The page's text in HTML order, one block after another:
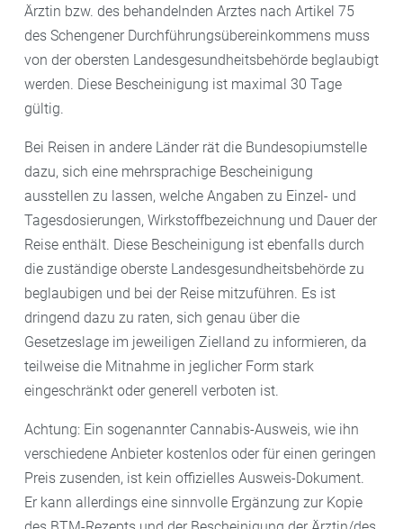
Ärztin bzw. des behandelnden Arztes nach Artikel 75
des Schengener Durchführungsübereinkommens muss
von der obersten Landesgesundheitsbehörde beglaubigt
werden. Diese Bescheinigung ist maximal 30 Tage
gültig.
Bei Reisen in andere Länder rät die Bundesopiumstelle
dazu, sich eine mehrsprachige Bescheinigung
ausstellen zu lassen, welche Angaben zu Einzel- und
Tagesdosierungen, Wirkstoffbezeichnung und Dauer der
Reise enthält. Diese Bescheinigung ist ebenfalls durch
die zuständige oberste Landesgesundheitsbehörde zu
beglaubigen und bei der Reise mitzuführen. Es ist
dringend dazu zu raten, sich genau über die
Gesetzeslage im jeweiligen Zielland zu informieren, da
teilweise die Mitnahme in jeglicher Form stark
eingeschränkt oder generell verboten ist.
Achtung: Ein sogenannter Cannabis-Ausweis, wie ihn
verschiedene Anbieter kostenlos oder für einen geringen
Preis zusenden, ist kein offizielles Ausweis-Dokument.
Er kann allerdings eine sinnvolle Ergänzung zur Kopie